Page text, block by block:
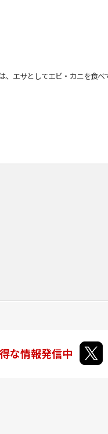
エサとしてエビ・カニを食べ
な情報発信中